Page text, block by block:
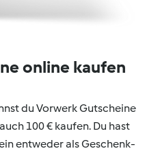
online kaufen
du Vorwerk Gutscheine
100 € kaufen. Du hast
entweder als Geschenk-